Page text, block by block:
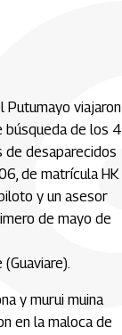
Putumayo viajaron
búsqueda de los 4
de desaparecidos
de matrícula HK
y un asesor
de mayo de
y murui muina
en la maloca de